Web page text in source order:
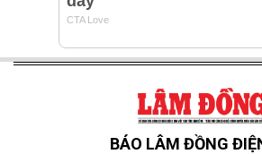
BÁO LÂM ĐỒNG